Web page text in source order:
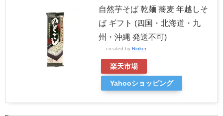
自然芋そば 乾麺 蕎麦 年越しそ
ば ギフト (四国・北海道・九
州・沖縄 発送不可)
created by Rinker
楽天市場
Yahooショッピング